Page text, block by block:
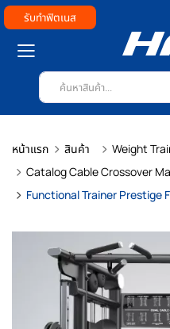
รับทำฟิตเนส
หน้าแรก สินค้า Weight
Catalog Cable Crossover
Functional Trainer Prestige